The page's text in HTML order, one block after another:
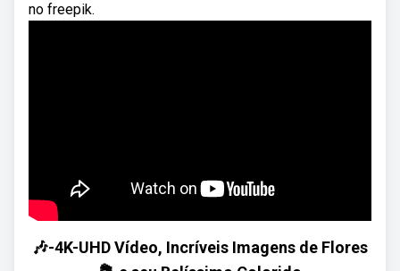
no freepik.
🎶-4K-UHD Vídeo, Incríveis Imagens de Flores